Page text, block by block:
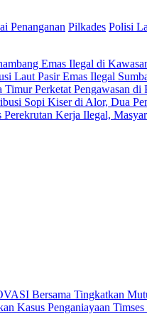
Penanganan Pilkades Polisi
Emas Ilegal di
Laut Pasir Emas Ilegal
Timur Perketat Pengawasan
Sopi Kiser di Alor, Dua
Kerja Ilegal,
Bersama Tingkatkan
Kasus Penganiayaan